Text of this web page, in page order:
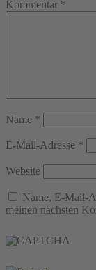
Kommentar *
Name *
E-Mail-Adresse *
Website
Name, E-Mail-
meinen nächsten